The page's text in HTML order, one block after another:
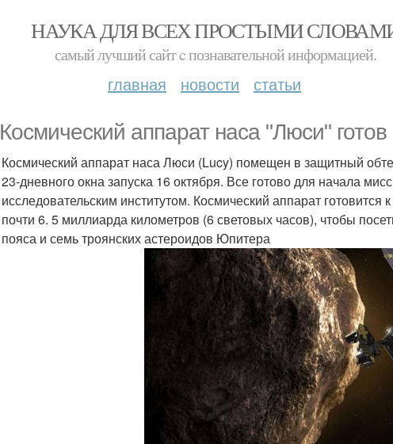
НАУКА ДЛЯ ВСЕХ ПРОСТЫМИ
самый лучший сайт c познавательной информацией.
главная новости статьи
Космический аппарат наса "Люси" готов
Космический аппарат наса Люси (Lucy) помещен в защитный
23-дневного окна запуска 16 октября. Все готово для начала
исследовательским институтом. Космический аппарат
почти 6. 5 миллиарда километров (6 световых часов), чтобы
пояса и семь троянских астероидов Юпитера